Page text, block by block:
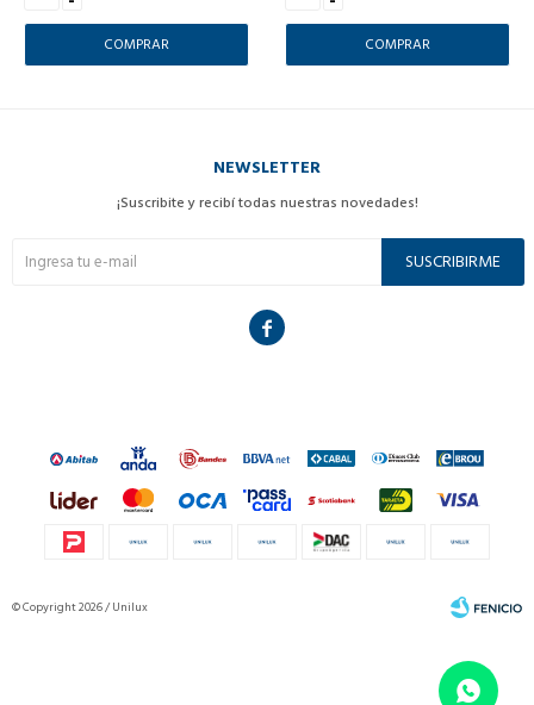
NEWSLETTER
¡Suscribite y recibí todas nuestras novedades!
SUSCRIBIRME

© Copyright 2026 / Unilux